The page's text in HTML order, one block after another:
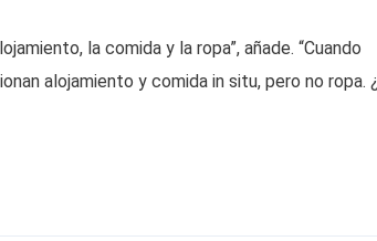
la comida y la ropa”, añade. “Cuando
alojamiento y comida in situ, pero no ropa.